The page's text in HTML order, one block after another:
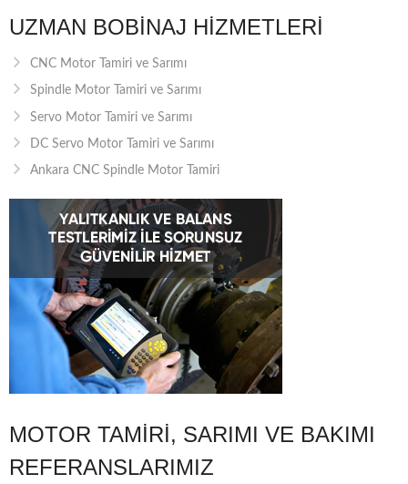
UZMAN BOBINAJ HIZMETLERI
CNC Motor Tamiri ve Sarımı
Spindle Motor Tamiri ve Sarımı
Servo Motor Tamiri ve Sarımı
DC Servo Motor Tamiri ve Sarımı
Ankara CNC Spindle Motor Tamiri
MOTOR TAMIRI, SARIMI VE BAKIMI
REFERANSLARIMIZ